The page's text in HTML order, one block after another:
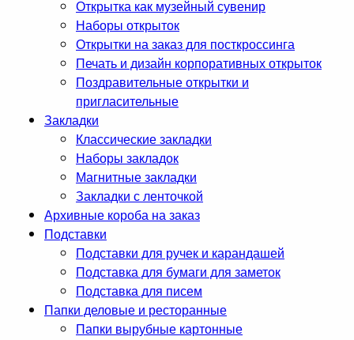
Открытка как музейный сувенир
Наборы открыток
Открытки на заказ для посткроссинга
Печать и дизайн корпоративных открыток
Поздравительные открытки и
пригласительные
Закладки
Классические закладки
Наборы закладок
Магнитные закладки
Закладки с ленточкой
Архивные короба на заказ
Подставки
Подставки для ручек и карандашей
Подставка для бумаги для заметок
Подставка для писем
Папки деловые и ресторанные
Папки вырубные картонные